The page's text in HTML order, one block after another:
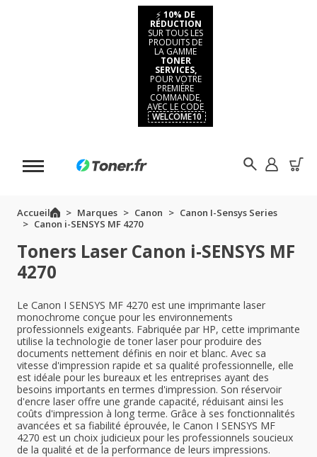
⚡ 10% DE
RÉDUCTION
SUR TOUS LES
PRODUITS DE
LA GAMME
TONER
SERVICES,
POUR VOTRE
PREMIÈRE
COMMANDE,
AVEC LE CODE
WELCOME10
Accueil Marques Canon
Canon I-Sensys Series
Canon i-SENSYS MF 4270
Toners Laser Canon i-SENSYS MF
4270
Le Canon I SENSYS MF 4270 est une imprimante laser
monochrome conçue pour les environnements
professionnels exigeants. Fabriquée par HP, cette imprimante
utilise la technologie de toner laser pour produire des
documents nettement définis en noir et blanc. Avec sa
vitesse d'impression rapide et sa qualité professionnelle, elle
est idéale pour les bureaux et les entreprises ayant des
besoins importants en termes d'impression. Son réservoir
d'encre laser offre une grande capacité, réduisant ainsi les
coûts d'impression à long terme. Grâce à ses fonctionnalités
avancées et sa fiabilité éprouvée, le Canon I SENSYS MF
4270 est un choix judicieux pour les professionnels soucieux
de la qualité et de la performance de leurs impressions.